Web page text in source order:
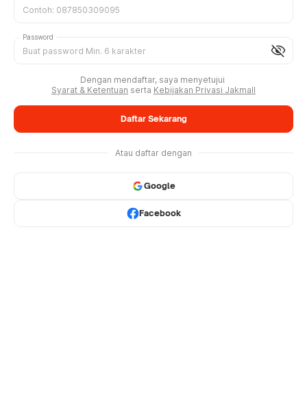
visibility_off
Password
Dengan mendaftar, saya menyetujui
Syarat & Ketentuan serta Kebijakan Privasi Jakmall
Daftar Sekarang
Atau daftar dengan
Google
Facebook